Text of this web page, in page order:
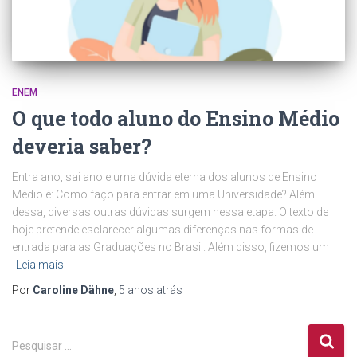
ENEM
O que todo aluno do Ensino Médio
deveria saber?
Entra ano, sai ano e uma dúvida eterna dos alunos de Ensino
Médio é: Como faço para entrar em uma Universidade? Além
dessa, diversas outras dúvidas surgem nessa etapa. O texto de
hoje pretende esclarecer algumas diferenças nas formas de
entrada para as Graduações no Brasil. Além disso, fizemos um
Leia mais
Por Caroline Dähne 5 anos atrás
P
Pesquisar …